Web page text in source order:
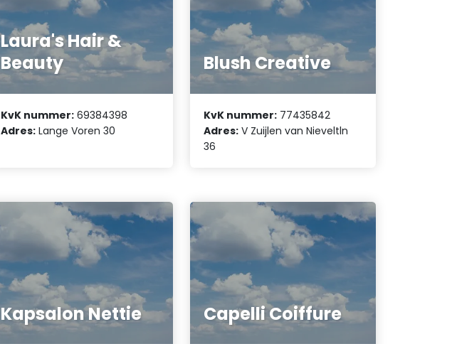
Laura's Hair &
Beauty
KvK nummer: 69384398
Adres: Lange Voren 30
Blush Creative
KvK nummer: 77435842
Adres: V Zuijlen van Nieveltln
36
Kapsalon Nettie Capelli Coiffure